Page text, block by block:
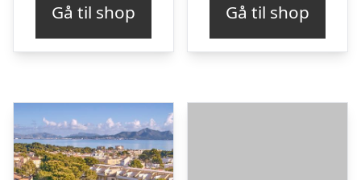
Gå til shop Gå til shop